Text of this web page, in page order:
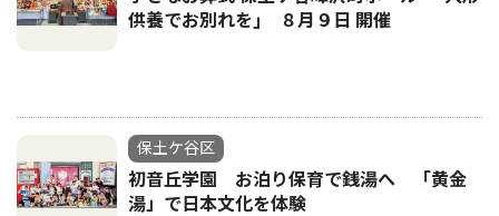
供養でお別れを｣ ８月９日 開催
保土ケ谷区
初音丘学園 お泊り保育で銭湯へ 「黄金
湯」で日本文化を体験